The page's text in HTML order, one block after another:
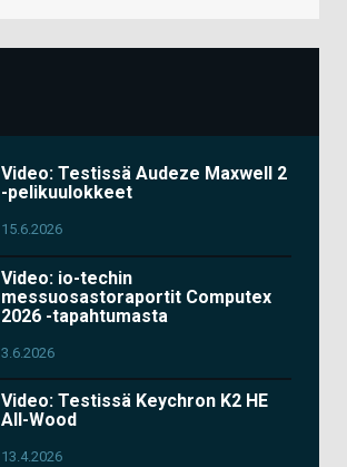
Video: Testissä Audeze Maxwell 2
-pelikuulokkeet
15.6.2026
Video: io-techin
messuosastoraportit Computex
2026 -tapahtumasta
3.6.2026
Video: Testissä Keychron K2 HE
All-Wood
13.4.2026